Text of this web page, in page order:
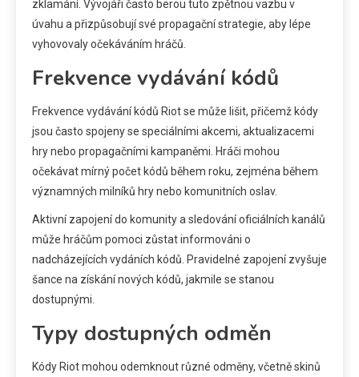
zklamání. Vývojáři často berou tuto zpětnou vazbu v
úvahu a přizpůsobují své propagační strategie, aby lépe
vyhovovaly očekáváním hráčů.
Frekvence vydávání kódů
Frekvence vydávání kódů Riot se může lišit, přičemž kódy
jsou často spojeny se speciálními akcemi, aktualizacemi
hry nebo propagačními kampaněmi. Hráči mohou
očekávat mírný počet kódů během roku, zejména během
významných milníků hry nebo komunitních oslav.
Aktivní zapojení do komunity a sledování oficiálních kanálů
může hráčům pomoci zůstat informováni o
nadcházejících vydáních kódů. Pravidelné zapojení zvyšuje
šance na získání nových kódů, jakmile se stanou
dostupnými.
Typy dostupných odměn
Kódy Riot mohou odemknout různé odměny, včetně skinů